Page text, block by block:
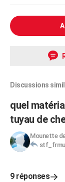
Discussions
quel
tuyau de
Mounette
stf_frmu
9 réponses